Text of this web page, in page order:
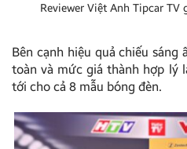
Reviewer Việt Anh Tipcar
Bên cạnh hiệu quả chiếu
toàn và mức giá thành hợp lý
tới cho cả 8 mẫu bóng đèn.